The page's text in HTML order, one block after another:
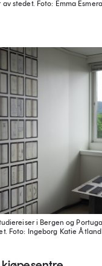
stedet. Foto: Emma
i Bergen og
Foto: Ingeborg Katie Åtland